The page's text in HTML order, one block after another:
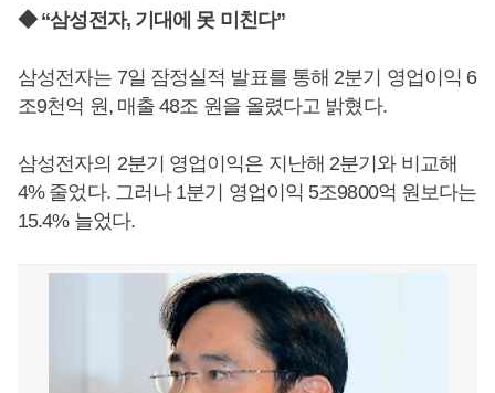
◆ “삼성전자, 기대에 못 미친다”
삼성전자는 7일 잠정실적 발표를 통해 2분기 영업이익 6
조9천억 원, 매출 48조 원을 올렸다고 밝혔다.
삼성전자의 2분기 영업이익은 지난해 2분기와 비교해
4% 줄었다. 그러나 1분기 영업이익 5조9800억 원보다는
15.4% 늘었다.